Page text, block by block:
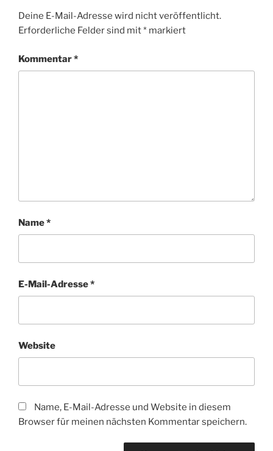
Deine E-Mail-Adresse wird nicht veröffentlicht.
Erforderliche Felder sind mit* markiert
Kommentar*
Name*
E-Mail-Adresse*
Website
Name, E-Mail-Adresse und Website in diesem
Browser für meinen nächsten Kommentar speichern.